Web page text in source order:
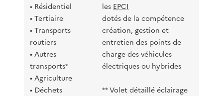
• Résidentiel
• Tertiaire
• Transports
routiers
• Autres
transports*
• Agriculture
• Déchets
lesEPCI
dotés de la compétence
création, gestion et
entretien des points de
charge des véhicules
électriques ou hybrides
** Volet détaillé éclairage